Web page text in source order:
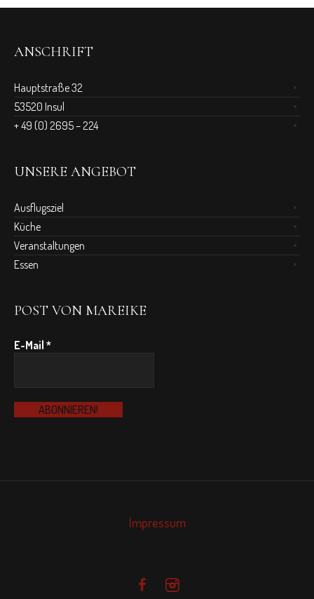
ANSCHRIFT
Hauptstraße 32
53520 Insul
+ 49 (0) 2695 – 224
UNSERE ANGEBOT
Ausflugsziel
Küche
Veranstaltungen
Essen
POST VON MAREIKE
E-Mail*
Impressum